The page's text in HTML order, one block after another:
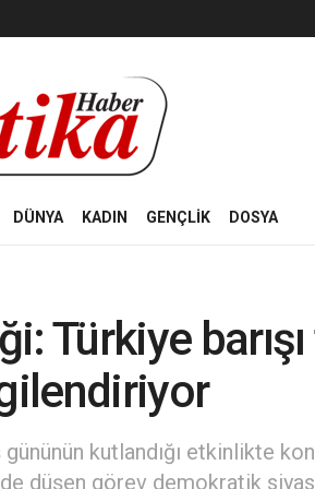
DÜNYA KADIN GENÇLİK DOSYA
Türkiye
gününün kutlandığı etkinlikte
düşen görev demokratik